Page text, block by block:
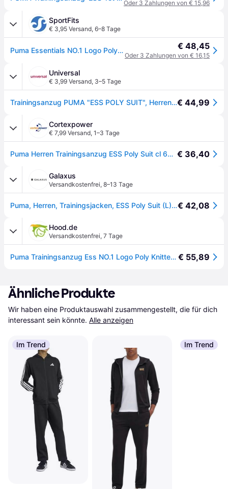
Oder 3 Zahlungen von € 15,96
SportFits
€ 3,95 Versand, 6–8 Tage
Puma Essentials NO.1 Logo Poly Knitted Suit for all time red (11) XL € 48,45
Oder 3 Zahlungen von € 16,15
Universal
€ 3,99 Versand, 3–5 Tage
Trainingsanzug PUMA "ESS POLY SUIT", Herren, Gr. S, rot (for all time rot), Trikot, Obermaterial: 100% Polyester, unifarben, regular fit, Sportanzüge Trainingsanzug, Sportanzug, für entspannte Tage, für vielseitige Aktivitäten€ 44,99
Cortexpower
€ 7,99 Versand, 1–3 Tage
Puma Herren Trainingsanzug ESS Poly Suit cl 684847-11 S - For All Time Red - S € 36,40
Galaxus
Versandkostenfrei, 8–13 Tage
Puma, Herren, Trainingsjacken, ESS Poly Suit (L), Rot, L€ 42,08
Hood.de
Versandkostenfrei, 7 Tage
Puma Trainingsanzug Ess NO.1 Logo Poly Knitted Suit 692630 € 55,89
Ähnliche Produkte
Wir haben eine Produktauswahl zusammengestellt, die für dich
interessant sein könnte. Alle anzeigen
Im Trend Im Trend